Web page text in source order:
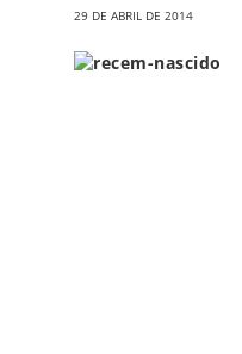
29 DE ABRIL DE 2014